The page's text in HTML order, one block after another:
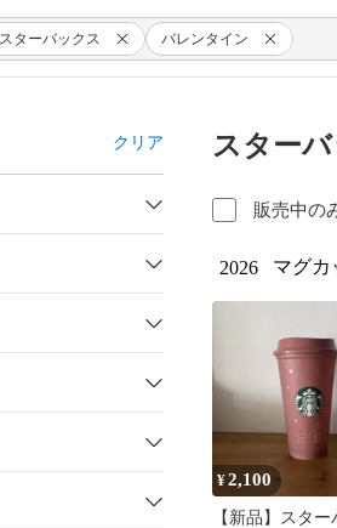
スターバックス バレンタイン
クリア スター
販売中の
2026 マグカ
¥2,100
【新品】スター